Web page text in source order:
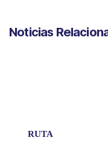
t
e
k
i
Noticias
RUTA